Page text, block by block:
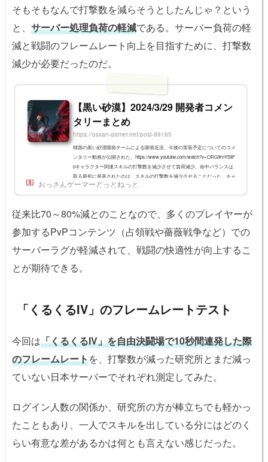
そもそもなんで打撃数を減らそうとしたんじゃ？という
と、 サーバー処理負荷の軽減である。サーバー負荷の軽
減と戦闘のフレームレート向上を目指すために、打撃数
減少が必要だったのだ。
【黒い砂漠】2024/3/29 開発者コメン
タリーまとめ
https://ossan-gamer.net/post-99165
韓国の黒い砂漠開発チームによる開発近況、今後の実装予定についてのコメ
ンタリー動画が公開された。https://www.youtube.com/watch?v=ORG9rnY59F
oキャラクター関連スキルの打撃数を減少させて負荷減少。命中バランスは
取る最初に発表されたのは、スキルの打撃数を減少させることだった。キャ
ラクターのスキルにおける打撃数の調整を行い、サーバー負荷の軽減と戦闘
のフレームレート向上を目指している。打撃数を減少させつつ、ダメージ量
多くのプレイヤーが参加...
おっさんゲーマーどっとねっと
従来比70～80%減とのことなので、多くのプレイヤーが
参加するPvPコンテンツ（占領戦や薔薇戦争など）での
サーバーラグが軽減されて、戦闘の快適性が向上するこ
とが期待できる。
「くるくるIV」のフレームレートテスト
今回は「くるくるIV」を自由決闘場で10秒間連発した際
のフレームレートを、打撃数が減った研究所とまだ減っ
ていない日本サーバーでそれぞれ測定してみた。
ログイン人数の関係か、研究所の方が棒立ちでも軽かっ
たこともあり、一人でスキルを出している分にはどのく
らい有意な差があるかは何とも言えない感じだった。